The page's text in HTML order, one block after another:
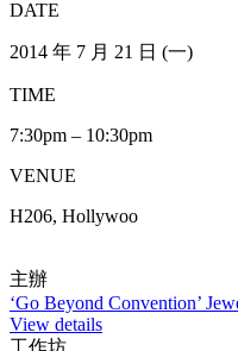
DATE
2014 年 7 月 21 日 (一)
TIME
7:30pm – 10:30pm
VENUE
H206, Hollywoo
主辦
‘Go Beyond Convention’
View details
工作坊